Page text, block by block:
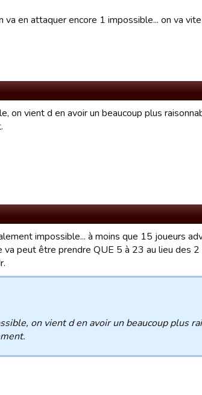
va en attaquer encore 1 impossible... on va
on vient d en avoir un beaucoup plus
impossible... à moins que 15 joueurs
va peut être prendre QUE 5 à 23 au lieu des
on vient d en avoir un beaucoup plus